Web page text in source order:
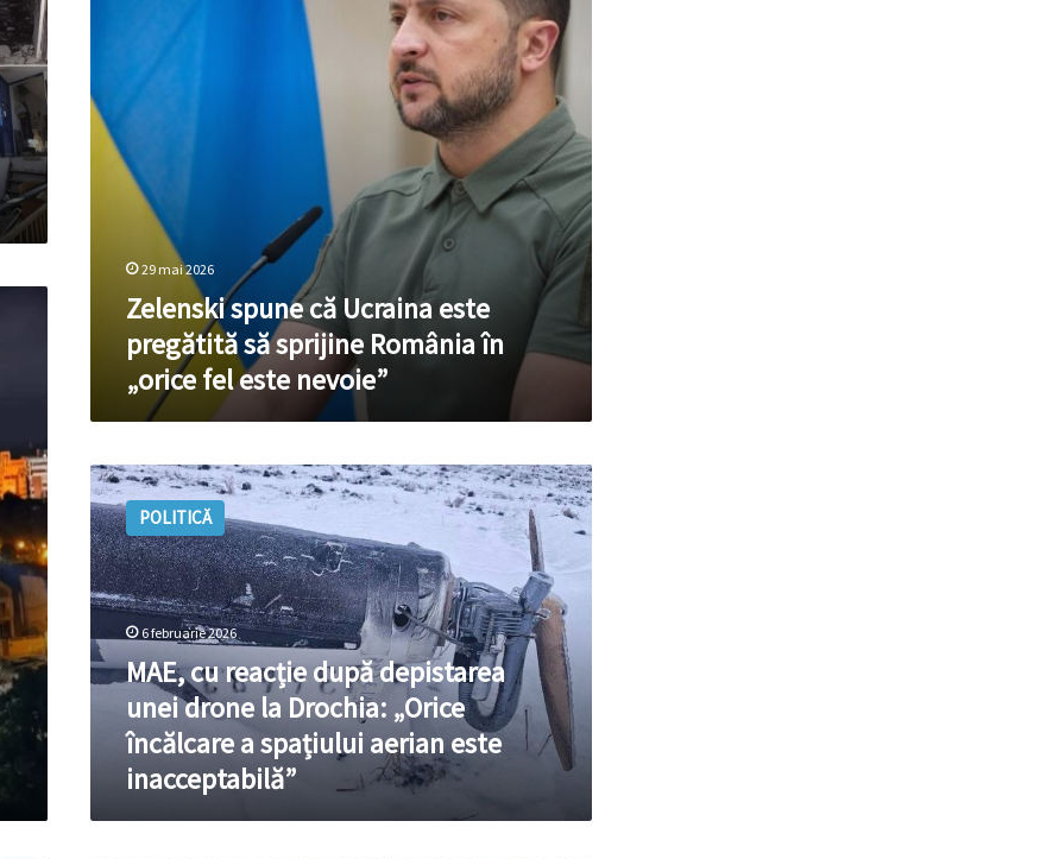
România
în
„orice
29 mai 2026
Zelenski spune că Ucraina este
pregătită să sprijine România în
„orice fel este nevoie”
MAE,
cu
reacție
după
depistarea
unei
drone
la
Drochia:
„Orice
încălcare
spațiului
este
POLITICĂ
6 februarie 2026
MAE, cu reacție după depistarea
unei drone la Drochia: „Orice
încălcare a spațiului aerian este
inacceptabilă”